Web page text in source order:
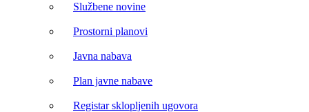
Službene novine
Prostorni planovi
Javna nabava
Plan javne nabave
Registar sklopljenih ugovora